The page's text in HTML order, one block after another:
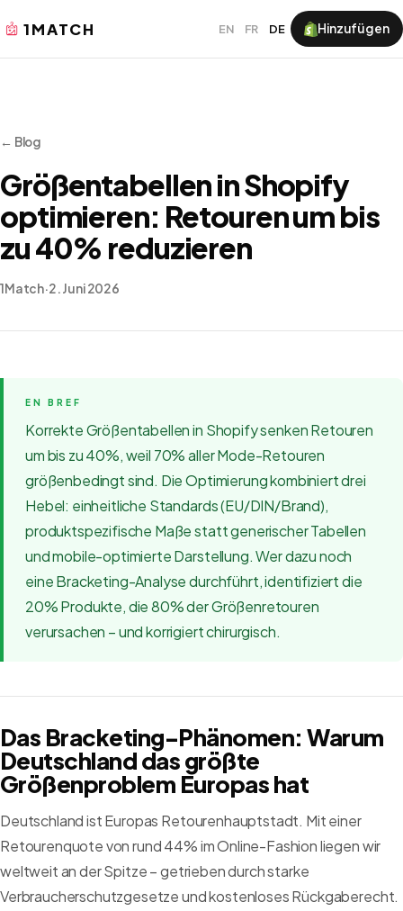
1MATCH EN FR DE Hinzufügen
← Blog
Größentabellen in Shopify
optimieren: Retouren um bis
zu 40% reduzieren
1Match·2. Juni 2026
Korrekte Größentabellen in Shopify senken Retouren
um bis zu 40%, weil 70% aller Mode-Retouren
größenbedingt sind. Die Optimierung kombiniert drei
Hebel: einheitliche Standards (EU/DIN/Brand),
produktspezifische Maße statt generischer Tabellen
und mobile-optimierte Darstellung. Wer dazu noch
eine Bracketing-Analyse durchführt, identifiziert die
20% Produkte, die 80% der Größenretouren
verursachen – und korrigiert chirurgisch.
Das Bracketing-Phänomen: Warum
Deutschland das größte
Größenproblem Europas hat
Deutschland ist Europas Retourenhauptstadt. Mit einer
Retourenquote von rund 44% im Online-Fashion liegen wir
weltweit an der Spitze – getrieben durch starke
Verbraucherschutzgesetze und kostenloses Rückgaberecht.